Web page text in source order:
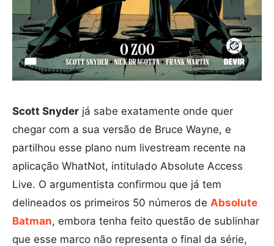
Scott Snyder já sabe exatamente onde quer
chegar com a sua versão de Bruce Wayne, e
partilhou esse plano num livestream recente na
aplicação WhatNot, intitulado Absolute Access
Live. O argumentista confirmou que já tem
delineados os primeiros 50 números de Absolute
Batman, embora tenha feito questão de sublinhar
que esse marco não representa o final da série,